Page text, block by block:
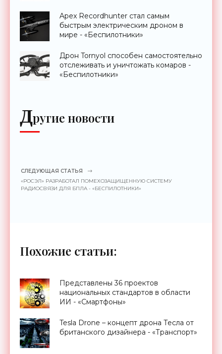
Apex Recordhunter стал самым
быстрым электрическим дроном в
мире - «Беспилотники»
Дрон Tornyol способен самостоятельно
отслеживать и уничтожать комаров -
«Беспилотники»
Другие новости
СЛЕДУЮЩАЯ СТАТЬЯ
«РОСЭЛ» РАЗРАБОТАЛ ПОМЕХОЗАЩИЩЕННУЮ СИСТЕМУ
РАДИОСВЯЗИ ДЛЯ БПЛА - «БЕСПИЛОТНИКИ»
Похожие статьи:
Представлены 36 проектов
национальных стандартов в области
ИИ - «Смартфоны»
Tesla Drone – концепт дрона Тесла от
британского дизайнера - «Транспорт»